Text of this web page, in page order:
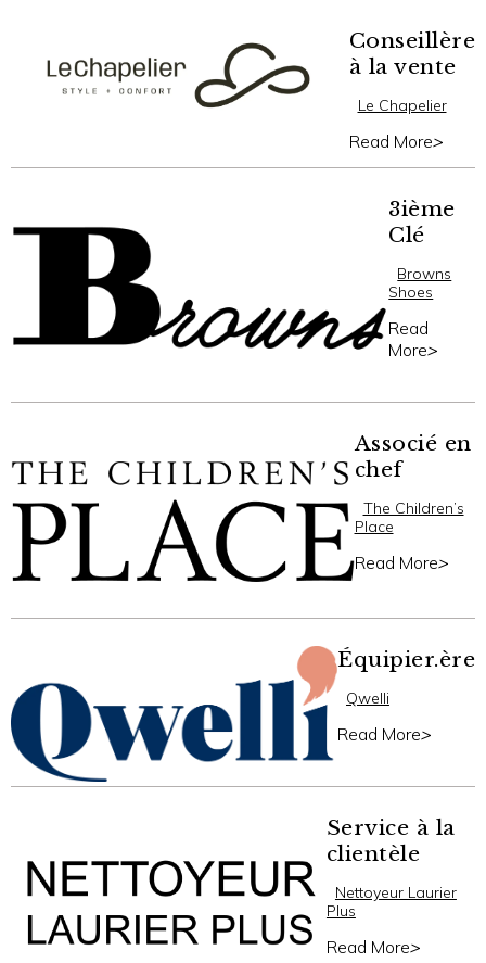
Conseillère
à la vente
Le Chapelier
Read More>
3ième
Clé
Browns
Shoes
Read
More>
Associé en
chef
The Children’s
Place
Read More>
Équipier.ère
Qwelli
Read More>
Service à la
clientèle
Nettoyeur Laurier
Plus
Read More>